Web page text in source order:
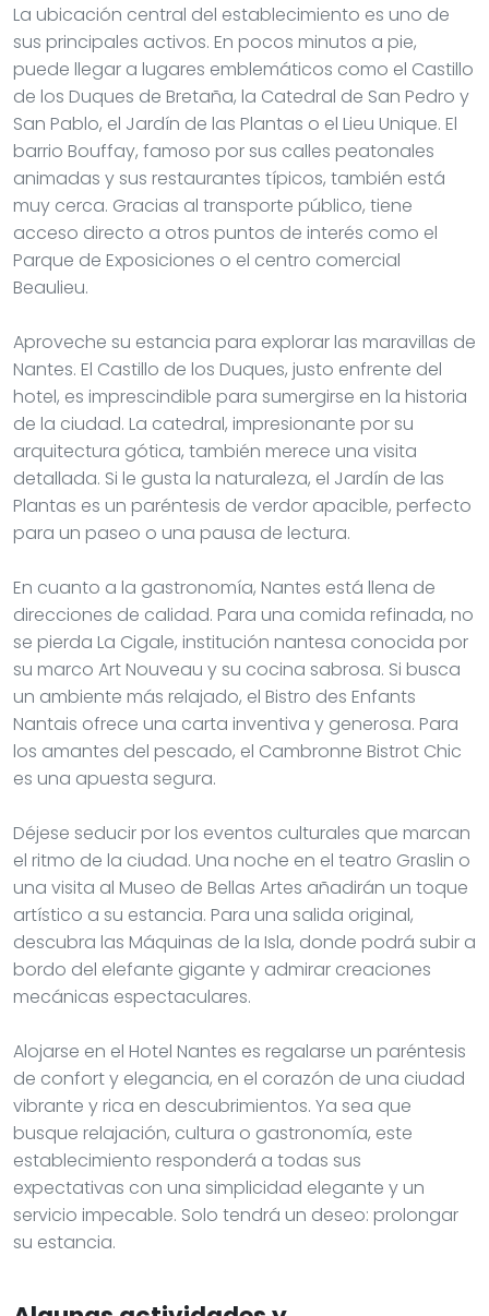
La ubicación central del establecimiento es uno de
sus principales activos. En pocos minutos a pie,
puede llegar a lugares emblemáticos como el Castillo
de los Duques de Bretaña, la Catedral de San Pedro y
San Pablo, el Jardín de las Plantas o el Lieu Unique. El
barrio Bouffay, famoso por sus calles peatonales
animadas y sus restaurantes típicos, también está
muy cerca. Gracias al transporte público, tiene
acceso directo a otros puntos de interés como el
Parque de Exposiciones o el centro comercial
Beaulieu.
Aproveche su estancia para explorar las maravillas de
Nantes. El Castillo de los Duques, justo enfrente del
hotel, es imprescindible para sumergirse en la historia
de la ciudad. La catedral, impresionante por su
arquitectura gótica, también merece una visita
detallada. Si le gusta la naturaleza, el Jardín de las
Plantas es un paréntesis de verdor apacible, perfecto
para un paseo o una pausa de lectura.
En cuanto a la gastronomía, Nantes está llena de
direcciones de calidad. Para una comida refinada, no
se pierda La Cigale, institución nantesa conocida por
su marco Art Nouveau y su cocina sabrosa. Si busca
un ambiente más relajado, el Bistro des Enfants
Nantais ofrece una carta inventiva y generosa. Para
los amantes del pescado, el Cambronne Bistrot Chic
es una apuesta segura.
Déjese seducir por los eventos culturales que marcan
el ritmo de la ciudad. Una noche en el teatro Graslin o
una visita al Museo de Bellas Artes añadirán un toque
artístico a su estancia. Para una salida original,
descubra las Máquinas de la Isla, donde podrá subir a
bordo del elefante gigante y admirar creaciones
mecánicas espectaculares.
Alojarse en el Hotel Nantes es regalarse un paréntesis
de confort y elegancia, en el corazón de una ciudad
vibrante y rica en descubrimientos. Ya sea que
busque relajación, cultura o gastronomía, este
establecimiento responderá a todas sus
expectativas con una simplicidad elegante y un
servicio impecable. Solo tendrá un deseo: prolongar
su estancia.